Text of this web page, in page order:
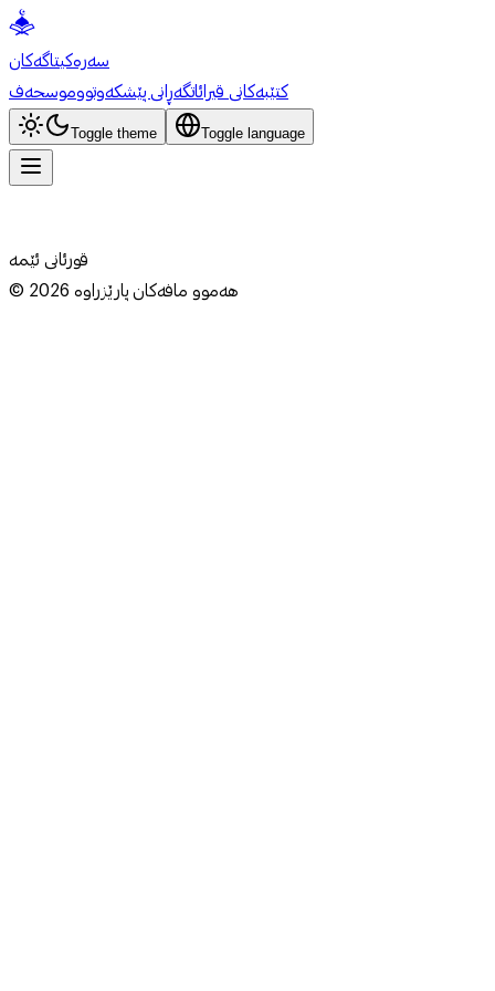
سەرەکیتاگەکان
کتێبەکانی قیرائاتگەڕانی پێشکەوتووموسحەف
Toggle theme Toggle language
قورئانی ئێمە
© 2026هەموو مافەکان پارێزراوە